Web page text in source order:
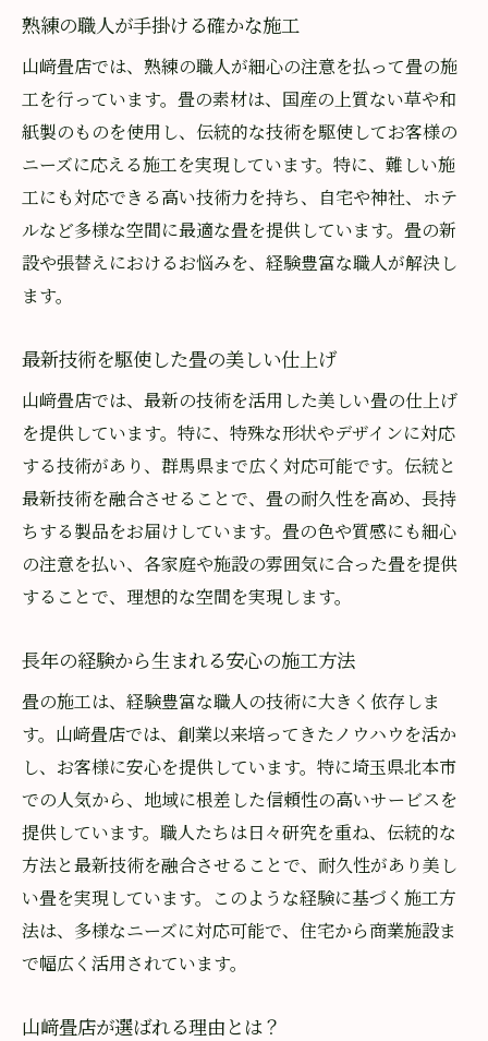
理由とは
地域のニーズに応える柔軟な対応力
群馬県まで広がるネットワークの秘密
迅速な対応が可能な理由とは
地域連携を活かしたサービス展開
お客様第一の対応力が評価される理由
埼玉県全域をカバーする物流体制
国産素材を使用した山﨑畳店の高品質な畳で理
選び抜かれた国産い草のこだわり
高品質を実現する素材選びの秘密
日本伝統を守り続ける畳づくり
環境にも優しい素材の選び方
和紙製素材で創るモダンな畳
素材から実現する理想の空間デザイン
職人の技巧が光る山﨑畳店の特殊施工でおしゃ
れな和空間を
デザイン性を高める職人の技
特殊施工で実現する唯一無二の空間
他社では断られる施工も可能
伝統と現代が融合する畳デザイン
おしゃれで機能的な畳空間を提案
住宅から神社まで山﨑畳店の多様な施工事例紹
介
住宅の畳リフォーム事例
神社や寺院での格式高い施工例
熟練の職人が手掛ける確かな施工
山﨑畳店では、熟練の職人が細心の注意を払って畳の施
工を行っています。畳の素材は、国産の上質ない草や和
紙製のものを使用し、伝統的な技術を駆使してお客様の
ニーズに応える施工を実現しています。特に、難しい施
工にも対応できる高い技術力を持ち、自宅や神社、ホテ
ルなど多様な空間に最適な畳を提供しています。畳の新
設や張替えにおけるお悩みを、経験豊富な職人が解決し
ます。
最新技術を駆使した畳の美しい仕上げ
山﨑畳店では、最新の技術を活用した美しい畳の仕上げ
を提供しています。特に、特殊な形状やデザインに対応
する技術があり、群馬県まで広く対応可能です。伝統と
最新技術を融合させることで、畳の耐久性を高め、長持
ちする製品をお届けしています。畳の色や質感にも細心
の注意を払い、各家庭や施設の雰囲気に合った畳を提供
することで、理想的な空間を実現します。
長年の経験から生まれる安心の施工方法
畳の施工は、経験豊富な職人の技術に大きく依存しま
す。山﨑畳店では、創業以来培ってきたノウハウを活か
し、お客様に安心を提供しています。特に埼玉県北本市
での人気から、地域に根差した信頼性の高いサービスを
提供しています。職人たちは日々研究を重ね、伝統的な
方法と最新技術を融合させることで、耐久性があり美し
い畳を実現しています。このような経験に基づく施工方
法は、多様なニーズに対応可能で、住宅から商業施設ま
で幅広く活用されています。
山﨑畳店が選ばれる理由とは？